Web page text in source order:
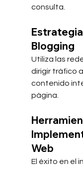
consulta.
Blogging
Utiliza las
dirigir tráfico
contenido
página.
Web
El éxito en el